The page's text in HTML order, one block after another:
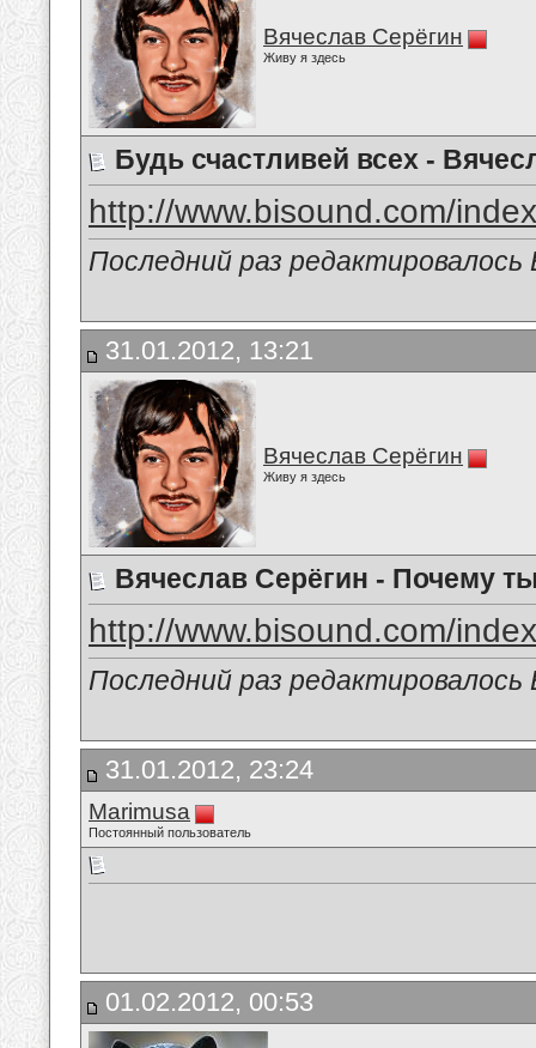
Вячеслав Серёгин
Живу я здесь
Будь счастливей всех -
http://www.bisound.com/
Последний раз
31.01.2012, 13:21
Вячеслав Серёгин
Живу я здесь
Вячеслав Серёгин - Почему
http://www.bisound.com/
Последний раз
31.01.2012, 23:24
Marimusa
Постоянный пользователь
01.02.2012, 00:53